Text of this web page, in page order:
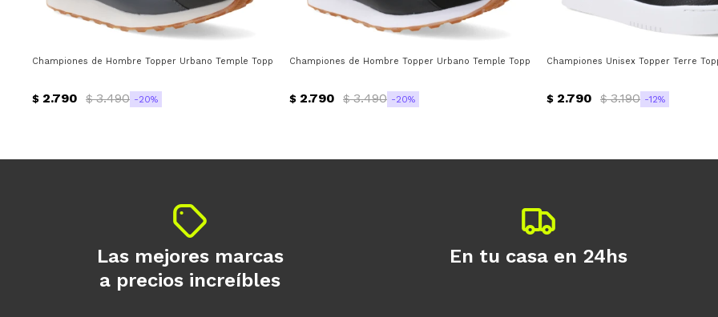
Championes de Hombre Topper Urbano Temple Topper - Gris - Magenta
$ 2.790 $ 3.490 20
Championes de Hombre Topper Urbano Temple Topper - Negro - Gris
$ 2.790 $ 3.490 20
Championes Unisex Topper Terre
$ 2.790 $ 3.190 12
Las mejores marcas
a precios increíbles
En tu casa en 24hs